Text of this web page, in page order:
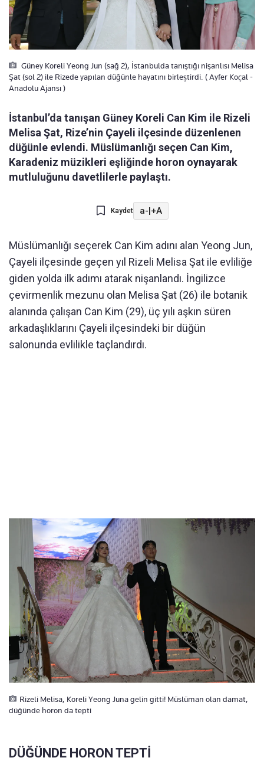
Güney Koreli Yeong Jun (sağ 2), İstanbulda tanıştığı nişanlısı Melisa
Şat (sol 2) ile Rizede yapılan düğünle hayatını birleştirdi. ( Ayfer Koçal -
Anadolu Ajansı )
İstanbul’da tanışan Güney Koreli Can Kim ile Rizeli
Melisa Şat, Rize’nin Çayeli ilçesinde düzenlenen
düğünle evlendi. Müslümanlığı seçen Can Kim,
Karadeniz müzikleri eşliğinde horon oynayarak
mutluluğunu davetlilerle paylaştı.
Kaydet a-|+A
Müslümanlığı seçerek Can Kim adını alan Yeong Jun,
Çayeli ilçesinde geçen yıl Rizeli Melisa Şat ile evliliğe
giden yolda ilk adımı atarak nişanlandı. İngilizce
çevirmenlik mezunu olan Melisa Şat (26) ile botanik
alanında çalışan Can Kim (29), üç yılı aşkın süren
arkadaşlıklarını Çayeli ilçesindeki bir düğün
salonunda evlilikle taçlandırdı.
Rizeli Melisa, Koreli Yeong Juna gelin gitti! Müslüman olan damat,
düğünde horon da tepti
DÜĞÜNDE HORON TEPTİ